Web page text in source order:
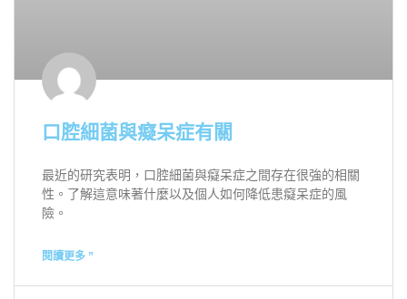
口腔細菌與癡呆症有關
最近的研究表明，口腔細菌與癡呆症之間存在很強的相關
性。了解這意味著什麼以及個人如何降低患癡呆症的風
險。
閱讀更多 ”